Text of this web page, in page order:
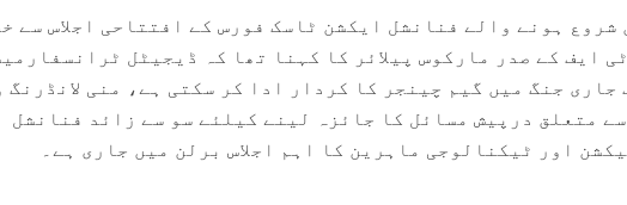
شروع ہونے والے فنانشل ایکشن ٹاسک فورس کے افتتاحی اجلاس سے
ایف کے صدر مارکوس پیلائر کا کہنا تھا کہ ڈیجیٹل
جاری جنگ میں گیم چینجر کا کردار ادا کر سکتی ہے، منی لانڈرنگ
متعلق درپیش مسائل کا جائزہ لینے کیلئے سو سے زائد فنانشل
اور ٹیکنالوجی ماہرین کا اہم اجلاس برلن میں جاری ہے۔